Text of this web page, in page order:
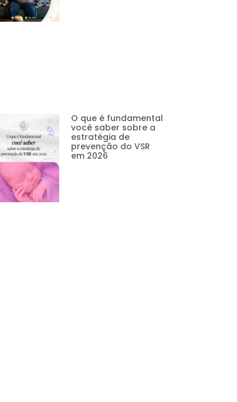
O que é fundamental
você saber sobre a
estratégia de
prevenção do VSR
em 2026